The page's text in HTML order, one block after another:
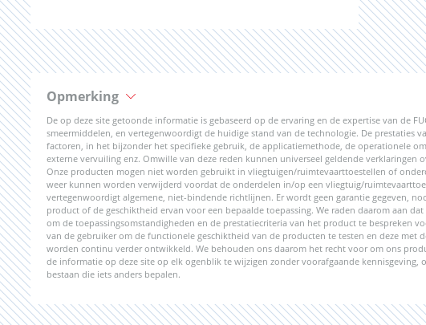
Opmerking
De op deze site getoonde informatie is gebaseerd op de ervaring en de expertise van de
smeermiddelen, en vertegenwoordigt de huidige stand van de technologie. De prestaties
factoren, in het bijzonder het specifieke gebruik, de applicatiemethode, de operationele
externe vervuiling enz. Omwille van deze reden kunnen universeel geldende verklaringen
Onze producten mogen niet worden gebruikt in vliegtuigen/ruimtevaarttoestellen of
weer kunnen worden verwijderd voordat de onderdelen in/op een vliegtuig/
vertegenwoordigt algemene, niet-bindende richtlijnen. Er wordt geen garantie gegeven,
product of de geschiktheid ervan voor een bepaalde toepassing. We raden daarom aan
om de toepassingsomstandigheden en de prestatiecriteria van het product te bespreken
van de gebruiker om de functionele geschiktheid van de producten te testen en deze met
worden continu verder ontwikkeld. We behouden ons daarom het recht voor om ons
de informatie op deze site op elk ogenblik te wijzigen zonder voorafgaande kennisgeving,
bestaan die iets anders bepalen.